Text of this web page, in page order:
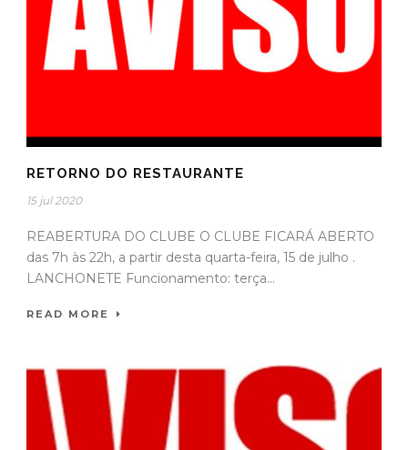
RETORNO DO RESTAURANTE
15 jul 2020
REABERTURA DO CLUBE O CLUBE FICARÁ ABERTO
das 7h às 22h, a partir desta quarta-feira, 15 de julho .
LANCHONETE Funcionamento: terça...
READ MORE